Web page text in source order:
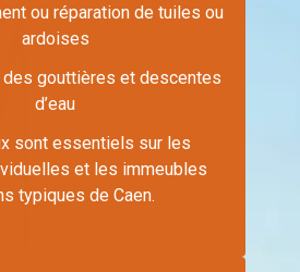
ou réparation de tuiles ou
ardoises
gouttières et descentes
d’eau
sont essentiels sur les
et les immeubles
typiques de Caen.